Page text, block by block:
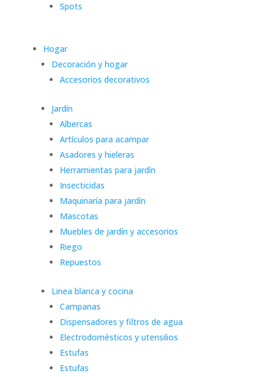
Spots
Hogar
Decoración y hogar
Accesorios decorativos
Jardín
Albercas
Artículos para acampar
Asadores y hieleras
Herramientas para jardín
Insecticidas
Maquinaría para jardín
Mascotas
Muebles de jardín y accesorios
Riego
Repuestos
Linea blanca y cocina
Campanas
Dispensadores y filtros de agua
Electrodomésticos y utensilios
Estufas
Estufas